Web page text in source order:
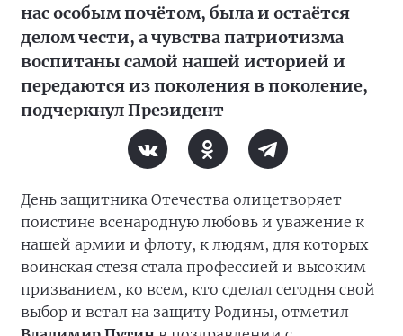
нас особым почётом, была и остаётся
делом чести, а чувства патриотизма
воспитаны самой нашей историей и
передаются из поколения в поколение,
подчеркнул Президент
День защитника Отечества олицетворяет
поистине всенародную любовь и уважение к
нашей армии и флоту, к людям, для которых
воинская стезя стала профессией и высоким
призванием, ко всем, кто сделал сегодня свой
выбор и встал на защиту Родины, отметил